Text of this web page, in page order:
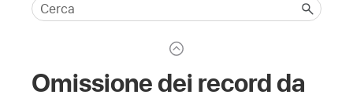
Omissione dei record da